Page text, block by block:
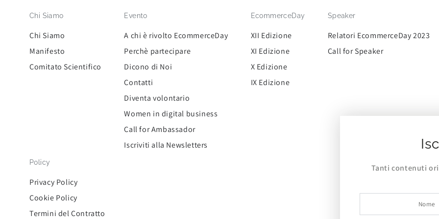
Chi Siamo
Chi Siamo
Manifesto
Comitato Scientifico
Evento
A chi è rivolto EcommerceDay
Perchè partecipare
Dicono di Noi
Contatti
Diventa volontario
Women in digital business
Call for Ambassador
Iscriviti alla Newsletters
EcommerceDay
XII Edizione
XI Edizione
X Edizione
IX Edizione
Speaker
Relatori EcommerceDay 2023
Call for Speaker
Policy
Privacy Policy
Cookie Policy
Termini del Contratto
Tanti contenuti